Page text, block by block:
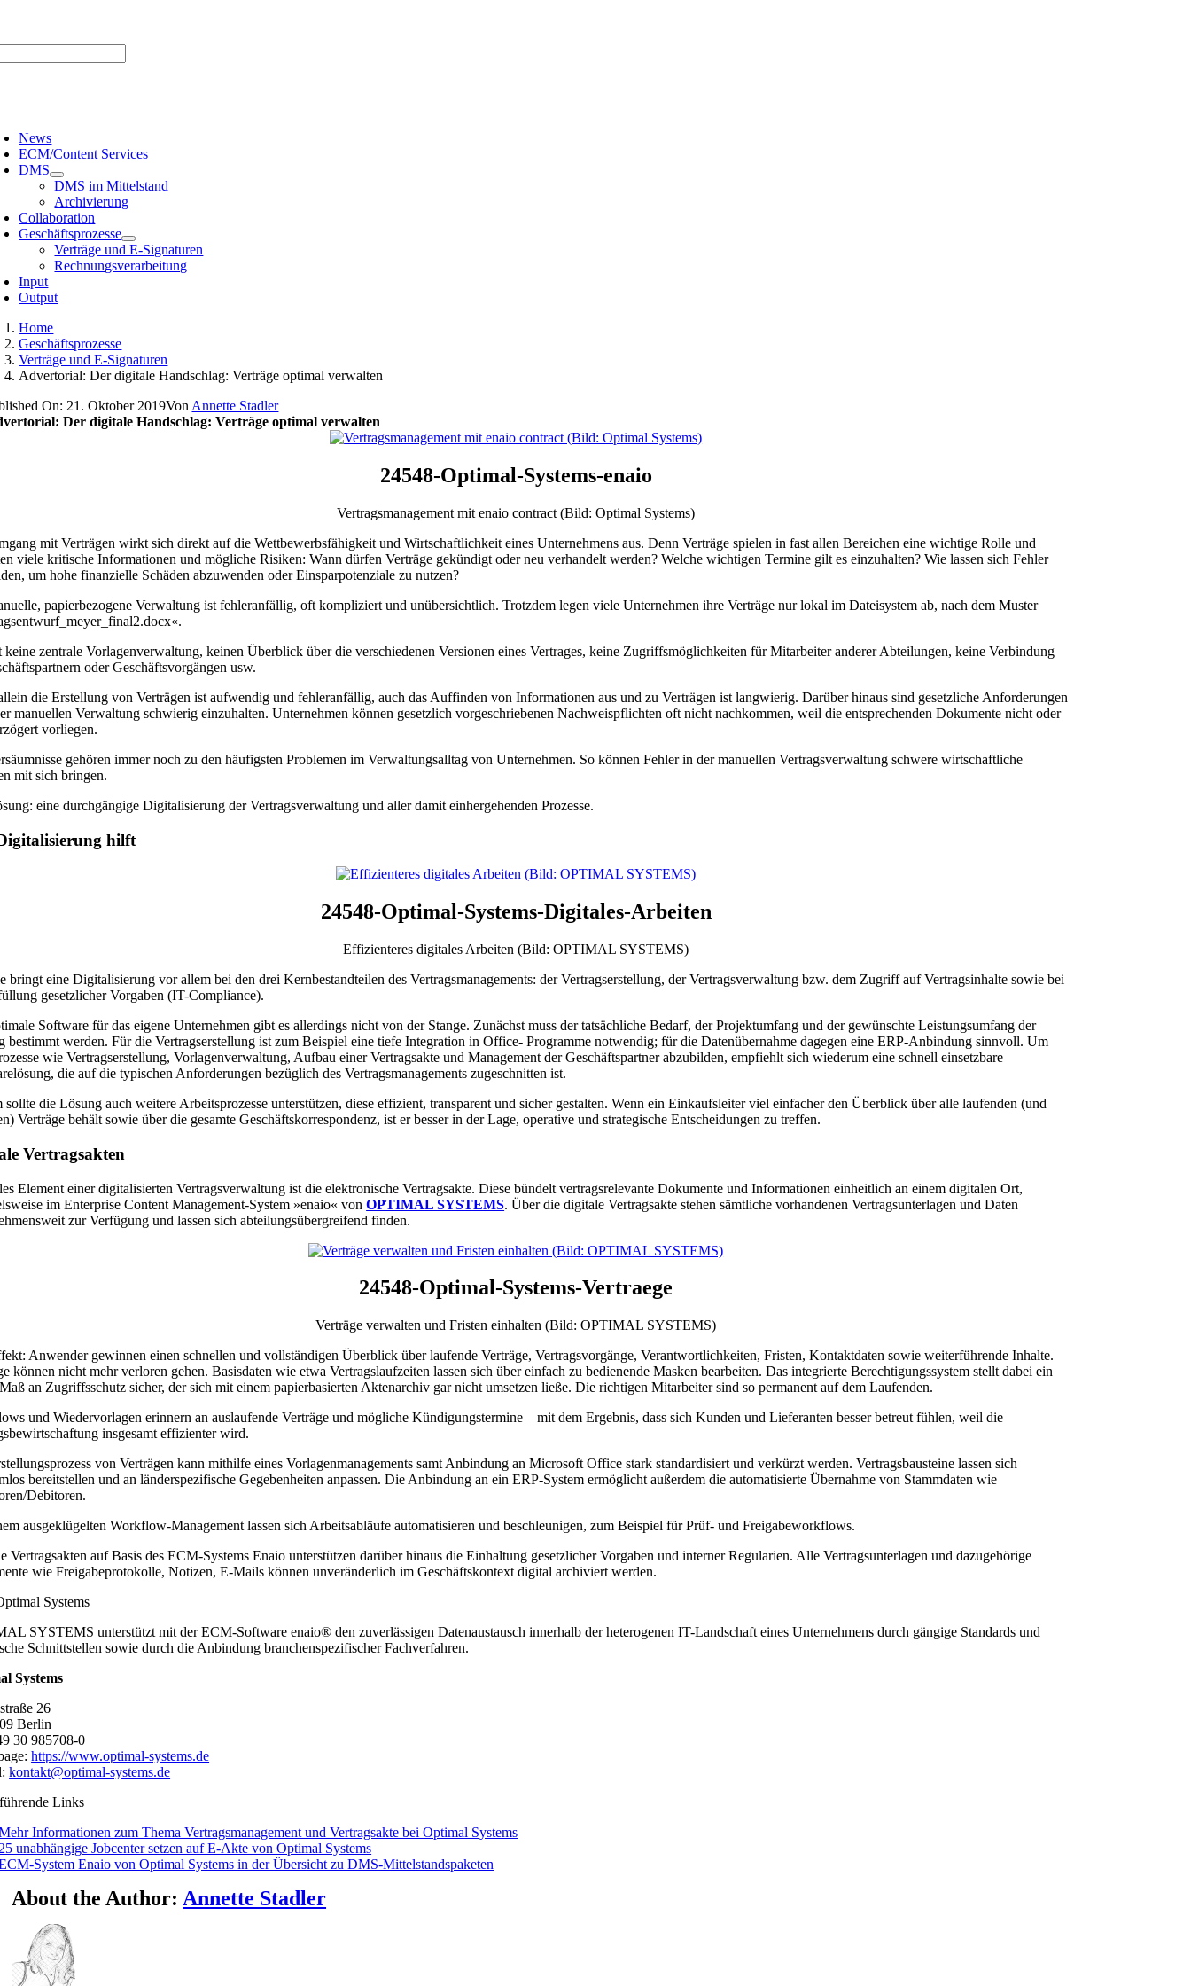
News
ECM/Content Services
DMS
DMS im Mittelstand
Archivierung
Collaboration
Geschäftsprozesse
Verträge und E-Signaturen
Rechnungsverarbeitung
Input
Output
Home
Geschäftsprozesse
Verträge und E-Signaturen
Advertorial: Der digitale Handschlag: Verträge optimal verwalten
On: 21. Oktober 2019Von Annette Stadler
Der digitale Handschlag: Verträge optimal verwalten
24548-Optimal-Systems-enaio
Vertragsmanagement mit enaio contract (Bild: Optimal Systems)
mit Verträgen wirkt sich direkt auf die Wettbewerbsfähigkeit und Wirtschaftlichkeit eines Unternehmens aus. Denn Verträge spielen in fast allen Bereichen eine wichtige Rolle und
viele kritische Informationen und mögliche Risiken: Wann dürfen Verträge gekündigt oder neu verhandelt werden? Welche wichtigen Termine gilt es einzuhalten? Wie lassen sich Fehler
um hohe finanzielle Schäden abzuwenden oder Einsparpotenziale zu nutzen?
papierbezogene Verwaltung ist fehleranfällig, oft kompliziert und unübersichtlich. Trotzdem legen viele Unternehmen ihre Verträge nur lokal im Dateisystem ab, nach dem Muster
keine zentrale Vorlagenverwaltung, keinen Überblick über die verschiedenen Versionen eines Vertrages, keine Zugriffsmöglichkeiten für Mitarbeiter anderer Abteilungen, keine Verbindung
oder Geschäftsvorgängen usw.
die Erstellung von Verträgen ist aufwendig und fehleranfällig, auch das Auffinden von Informatio­nen aus und zu Verträgen ist langwierig. Darüber hinaus sind gesetzliche Anforderungen
manuellen Verwaltung schwierig einzuhalten. Unternehmen können gesetzlich vorgeschriebenen Nachweispflichten oft nicht nachkommen, weil die entsprechenden Dokumente nicht oder
vorliegen.
gehören immer noch zu den häu­figsten Problemen im Verwaltungsalltag von Unterneh­men. So können Fehler in der manuellen Vertragsverwal­tung schwere wirtschaftliche
mit sich bringen.
eine durchgängige Digitalisierung der Vertrags­verwaltung und aller damit einhergehenden Prozesse.
hilft
24548-Optimal-Systems-Digitales-Arbeiten
Effizienteres digitales Arbeiten (Bild: OPTIMAL SYSTEMS)
bringt eine Digitalisierung vor allem bei den drei Kernbestandteilen des Vertragsmanagements: der Ver­tragserstellung, der Vertragsverwaltung bzw. dem Zugriff auf Vertragsinhalte sowie bei
gesetzlicher Vorgaben (IT-Compliance).
Software für das eigene Unternehmen gibt es allerdings nicht von der Stange. Zunächst muss der tatsächliche Bedarf, der Projektumfang und der ge­wünschte Leistungsumfang der
bestimmt werden. Für die Vertragser­stellung ist zum Beispiel eine tiefe Integration in Office- Programme notwendig; für die Datenübernahme dage­gen eine ERP-Anbindung sinnvoll. Um
wie Vertragserstellung, Vorlagenverwaltung, Aufbau einer Vertragsakte und Management der Geschäftspartner ab­zubilden, empfiehlt sich wiederum eine schnell einsetz­bare
die auf die typischen Anforderun­gen bezüglich des Vertragsmanagements zugeschnitten ist.
sollte die Lösung auch weitere Arbeitsprozesse unterstützen, diese effizient, transparent und sicher gestalten. Wenn ein Einkaufsleiter viel einfacher den Überblick über alle laufenden (und
Verträge behält sowie über die gesamte Geschäftskorrespondenz, ist er besser in der Lage, operative und strategische Entscheidungen zu treffen.
Vertragsakten
Element einer digitalisierten Vertragsverwal­tung ist die elektronische Vertragsakte. Diese bündelt ver­tragsrelevante Dokumente und Informationen einheitlich an einem digitalen Ort,
im Enterprise Con­tent Management-System »enaio« vonOPTIMAL SYSTEMS. Über die digitale Vertragsakte stehen sämtliche vorhande­nen Vertragsunterlagen und Daten
zur Verfügung und lassen sich abteilungsübergreifend finden.
24548-Optimal-Systems-Vertraege
Verträge verwalten und Fristen einhalten (Bild: OPTIMAL SYSTEMS)
Anwender gewinnen einen schnellen und vollständigen Überblick über laufende Verträge, Ver­tragsvorgänge, Verantwortlichkeiten, Fristen, Kontaktda­ten sowie weiterführende Inhalte.
können nicht mehr verloren gehen. Basisdaten wie etwa Vertragslauf­zeiten lassen sich über einfach zu bedienende Masken bearbeiten. Das integrierte Berechtigungssystem stellt dabei ein
an Zugriffsschutz sicher, der sich mit einem papierbasierten Aktenarchiv gar nicht umset­zen ließe. Die richtigen Mitarbeiter sind so permanent auf dem Laufenden.
und Wiedervorlagen erinnern an auslaufen­de Verträge und mögliche Kündigungstermine – mit dem Ergebnis, dass sich Kunden und Lieferanten besser betreut fühlen, weil die
insge­samt effizienter wird.
von Verträgen kann mithilfe eines Vorlagenmanagements samt Anbindung an Mi­crosoft Office stark standardisiert und verkürzt werden. Vertragsbausteine lassen sich
bereitstellen und an länderspezifische Gegebenheiten anpassen. Die Anbindung an ein ERP-System ermöglicht außerdem die automatisierte Übernahme von Stammdaten wie
Debitoren.
ausgeklügelten Workflow-Management lassen sich Arbeitsabläufe automatisieren und beschleunigen, zum Beispiel für Prüf- und Freigabeworkflows.
Vertragsakten auf Basis des ECM-Systems Enaio unterstützen darüber hinaus die Einhaltung gesetzlicher Vorgaben und interner Regularien. Alle Vertragsunter­lagen und dazugehörige
wie Freigabepro­tokolle, Notizen, E-Mails können unveränderlich im Geschäftskontext digital archiviert werden.
Systems
SYSTEMS unterstützt mit der ECM-Software enaio® den zuverlässigen Datenaustausch innerhalb der heterogenen IT-Landschaft eines Unternehmens durch gängige Standards und
Schnittstellen sowie durch die Anbindung branchenspezifischer Fachverfahren.
Systems
26
Berlin
30 985708-0
https://www.optimal-systems.de
kontakt@optimal-systems.de
Links
Informationen zum Thema Vertragsmanagement und Vertragsakte bei Optimal Systems
unabhängige Jobcenter setzen auf E-Akte von Optimal Systems
System Enaio von Optimal Systems in der Übersicht zu DMS-Mittelstandspaketen
About the Author:Annette Stadler